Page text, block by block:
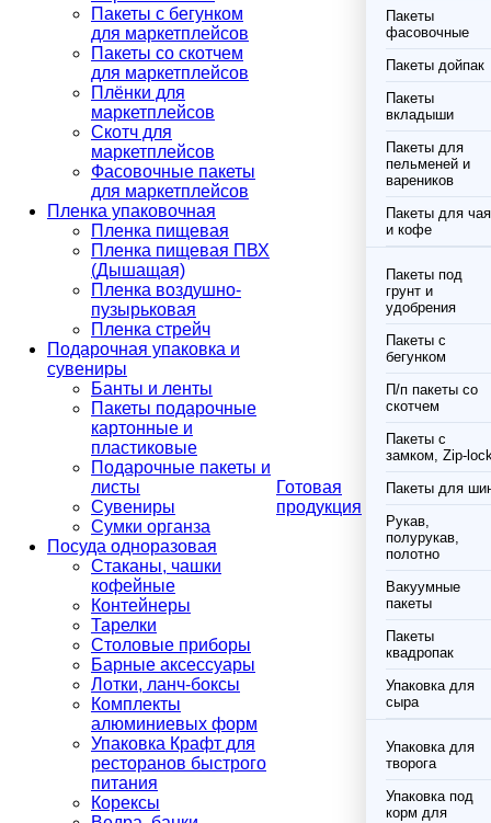
Пакеты с бегунком
для маркетплейсов
Пакеты со скотчем
для маркетплейсов
Плёнки для
маркетплейсов
Скотч для
маркетплейсов
Фасовочные пакеты
для маркетплейсов
Пленка упаковочная
Пленка пищевая
Пленка пищевая ПВХ
(Дышащая)
Пленка воздушно-
пузырьковая
Пленка стрейч
Подарочная упаковка и
сувениры
Банты и ленты
Пакеты подарочные
картонные и
пластиковые
Подарочные пакеты и
листы
Сувениры
Сумки органза
Посуда одноразовая
Стаканы, чашки
кофейные
Контейнеры
Тарелки
Столовые приборы
Барные аксессуары
Лотки, ланч-боксы
Комплекты
алюминиевых форм
Упаковка Крафт для
ресторанов быстрого
питания
Корексы
Готовая
продукция
Пакеты
фасовочные
Пакеты дойпак
Пакеты
вкладыши
Пакеты для
пельменей и
вареников
Пакеты для чая
и кофе
Пакеты под
грунт и
удобрения
Пакеты с
бегунком
П/п пакеты со
скотчем
Пакеты с
замком, Zip-
Пакеты для
Рукав,
полурукав,
полотно
Вакуумные
пакеты
Пакеты
квадропак
Упаковка для
сыра
Упаковка для
творога
Упаковка под
корм для